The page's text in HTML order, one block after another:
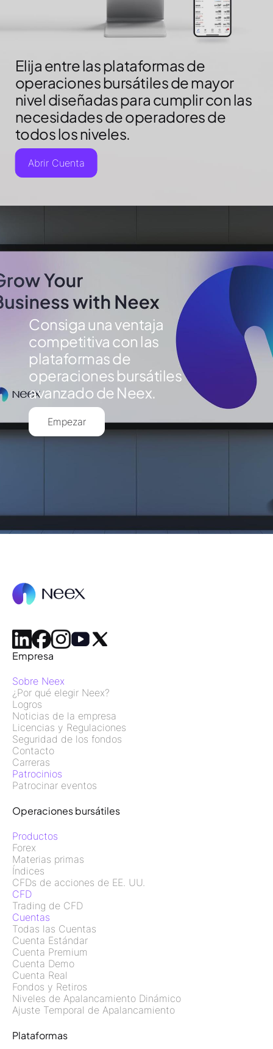
Elija entre las plataformas de
operaciones bursátiles de mayor
nivel diseñadas para cumplir con las
necesidades de operadores de
todos los niveles.
Abrir Cuenta
Consiga una ventaja
competitiva con las
plataformas de
operaciones bursátiles
avanzado de Neex.
Empezar
Empresa
Sobre Neex
¿Por qué elegir Neex?
Logros
Noticias de la empresa
Licencias y Regulaciones
Seguridad de los fondos
Contacto
Carreras
Patrocinios
Patrocinar eventos
Operaciones bursátiles
Productos
Forex
Materias primas
Índices
CFDs de acciones de EE. UU.
CFD
Trading de CFD
Cuentas
Todas las Cuentas
Cuenta Estándar
Cuenta Premium
Cuenta Demo
Cuenta Real
Fondos y Retiros
Niveles de Apalancamiento Dinámico
Ajuste Temporal de Apalancamiento
Plataformas